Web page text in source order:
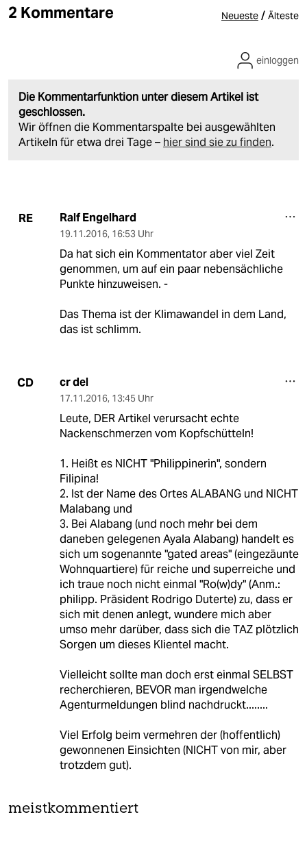
2 Kommentare Neueste / Älteste
Die Kommentarfunktion unter diesem Artikel ist
geschlossen.
Wir öffnen die Kommentarspalte bei ausgewählten
Artikeln für etwa drei Tage – hier sind sie zu finden.
einloggen
RE Ralf Engelhard
19.11.2016, 16:53 Uhr
Da hat sich ein Kommentator aber viel Zeit
genommen, um auf ein paar nebensächliche
Punkte hinzuweisen. -
Das Thema ist der Klimawandel in dem Land,
das ist schlimm.
CD cr del
17.11.2016, 13:45 Uhr
Leute, DER Artikel verursacht echte
Nackenschmerzen vom Kopfschütteln!
1. Heißt es NICHT "Philippinerin", sondern
Filipina!
2. Ist der Name des Ortes ALABANG und NICHT
Malabang und
3. Bei Alabang (und noch mehr bei dem
daneben gelegenen Ayala Alabang) handelt es
sich um sogenannte "gated areas" (eingezäunte
Wohnquartiere) für reiche und superreiche und
ich traue noch nicht einmal "Ro(w)dy" (Anm.:
philipp. Präsident Rodrigo Duterte) zu, dass er
sich mit denen anlegt, wundere mich aber
umso mehr darüber, dass sich die TAZ plötzlich
Sorgen um dieses Klientel macht.
Vielleicht sollte man doch erst einmal SELBST
recherchieren, BEVOR man irgendwelche
Agenturmeldungen blind nachdruckt........
Viel Erfolg beim vermehren der (hoffentlich)
gewonnenen Einsichten (NICHT von mir, aber
trotzdem gut).
meistkommentiert